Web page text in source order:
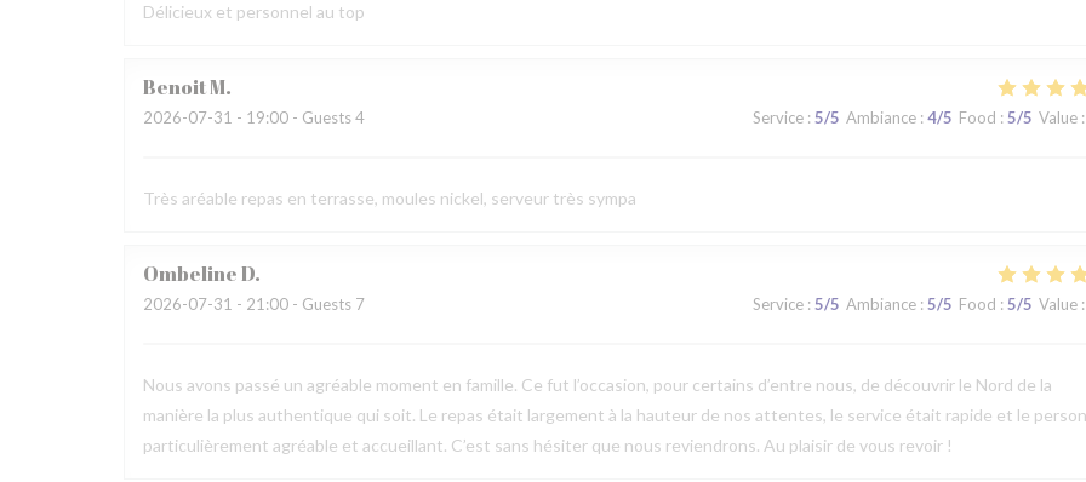
Délicieux et personnel au top
BenoitM
2026-07-31 - 19:00 - Guests 4 Service: 5/5 Ambiance: 4/5 Food : 5/5 Value:
Très aréable repas en terrasse, moules nickel, serveur très sympa
OmbelineD
2026-07-31 - 21:00 - Guests 7 Service: 5/5 Ambiance: 5/5 Food : 5/5 Value:
Nous avons passé un agréable moment en famille. Ce fut l’occasion, pour certains d’entre nous, de découvrir le Nord de la
manière la plus authentique qui soit. Le repas était largement à la hauteur de nos attentes, le service était rapide et le
particulièrement agréable et accueillant. C’est sans hésiter que nous reviendrons. Au plaisir de vous revoir !